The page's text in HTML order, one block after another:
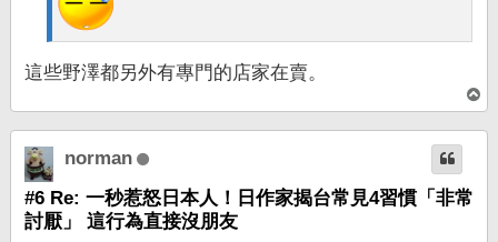
這些野澤都另外有專門的店家在賣。
頂
端
norman
#6 Re: 一秒惹怒日本人！日作家揭台常見4習慣「非常
討厭」 這行為直接沒朋友